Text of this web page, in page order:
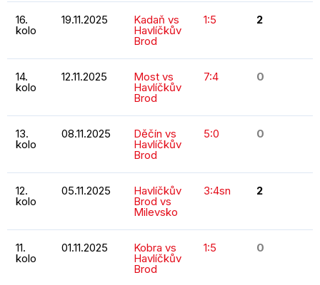
16.
kolo
19.11.2025 Kadaň vs
Havlíčkův
Brod
1:5 2
14.
kolo
12.11.2025 Most vs
Havlíčkův
Brod
7:4 0
13.
kolo
08.11.2025 Děčín vs
Havlíčkův
Brod
5:0 0
12.
kolo
05.11.2025 Havlíčkův
Brod vs
Milevsko
3:4sn 2
11.
kolo
01.11.2025 Kobra vs
Havlíčkův
Brod
1:5 0